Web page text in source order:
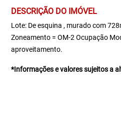
DESCRIÇÃO DO IMÓVEL
Lote: De esquina , murado com
Zoneamento = OM-2 Ocupação
aproveitamento.
*Informações e valores sujeitos a